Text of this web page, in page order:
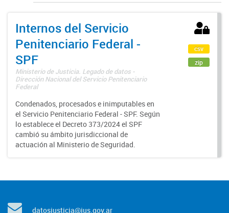
Internos del Servicio
Penitenciario Federal -
SPF
Ministerio de Justicia. Legado de datos -
Dirección Nacional del Servicio Penitenciario
Federal
Condenados, procesados e inimputables en
el Servicio Penitenciario Federal - SPF. Según
lo establece el Decreto 373/2024 el SPF
cambió su ámbito jurisdiccional de
actuación al Ministerio de Seguridad.
csv
zip
datosjusticia@jus.gov.ar